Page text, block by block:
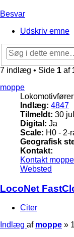
Besvar
Udskriv emne
7 indlæg • Side 1 af
moppe
Lokomotivfører
Indlæg: 4847
Tilmeldt: 30
Digital: Ja
Scale: H0 - 2-
Geografisk
Kontakt:
Kontakt moppe
Websted
LocoNet
Citer
Indlæg af moppe »